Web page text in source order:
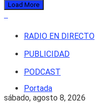
Load More
RADIO EN DIRECTO
PUBLICIDAD
PODCAST
sábado, agosto 8, 2026
Portada